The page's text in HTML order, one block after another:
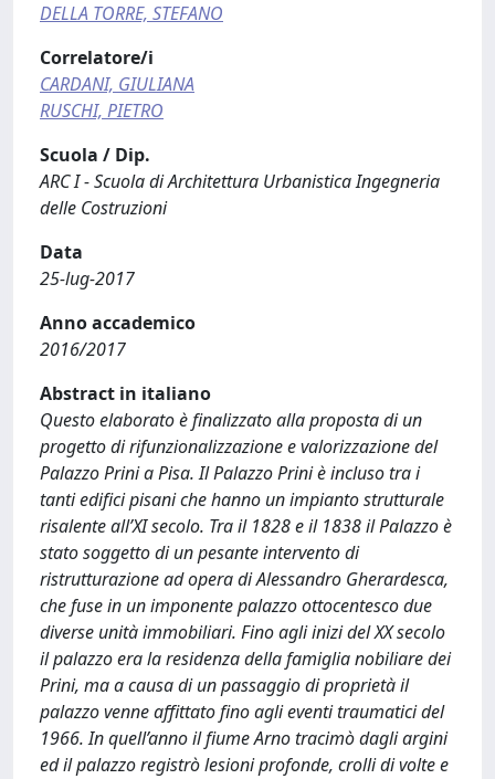
DELLA TORRE, STEFANO
Correlatore/i
CARDANI, GIULIANA
RUSCHI, PIETRO
Scuola / Dip.
ARC I - Scuola di Architettura Urbanistica Ingegneria
delle Costruzioni
Data
25-lug-2017
Anno accademico
2016/2017
Abstract in italiano
Questo elaborato è finalizzato alla proposta di un
progetto di rifunzionalizzazione e valorizzazione del
Palazzo Prini a Pisa. Il Palazzo Prini è incluso tra i
tanti edifici pisani che hanno un impianto strutturale
risalente all’XI secolo. Tra il 1828 e il 1838 il Palazzo è
stato soggetto di un pesante intervento di
ristrutturazione ad opera di Alessandro Gherardesca,
che fuse in un imponente palazzo ottocentesco due
diverse unità immobiliari. Fino agli inizi del XX secolo
il palazzo era la residenza della famiglia nobiliare dei
Prini, ma a causa di un passaggio di proprietà il
palazzo venne affittato fino agli eventi traumatici del
1966. In quell’anno il fiume Arno tracimò dagli argini
ed il palazzo registrò lesioni profonde, crolli di volte e